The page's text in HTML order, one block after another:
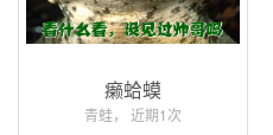
癞蛤蟆
青蛙， 近期1次